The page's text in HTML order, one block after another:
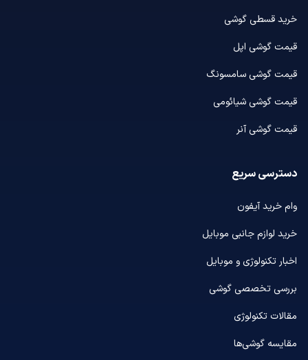
خرید قسطی گوشی
قیمت گوشی اپل
قیمت گوشی سامسونگ
قیمت گوشی شیائومی
قیمت گوشی آنر
دسترسی سریع
وام خرید آیفون
خرید لوازم جانبی موبایل
اخبار تکنولوژی و موبایل
بررسی تخصصی گوشی
مقالات تکنولوژی
مقایسه گوشی‌ها